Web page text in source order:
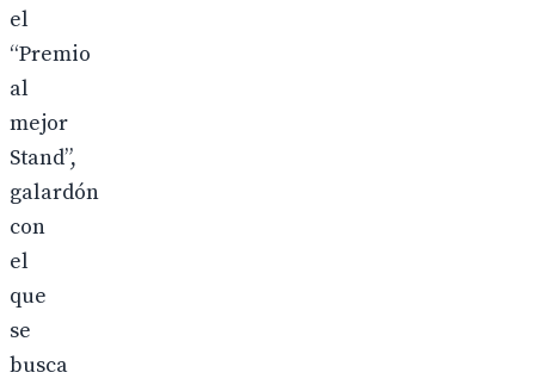
el
“Premio
al
mejor
Stand”,
galardón
con
el
que
se
busca